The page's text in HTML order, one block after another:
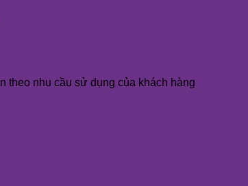
theo nhu cầu sử dụng của khách hàng